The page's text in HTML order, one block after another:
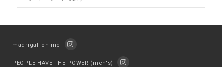
madrigal_online
PEOPLE HAVE THE POWER (men's)